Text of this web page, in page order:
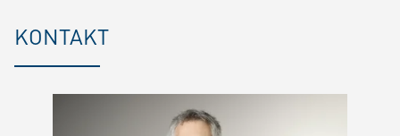
KONTAKT